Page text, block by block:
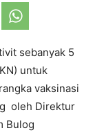
sebanyak 5
untuk
vaksinasi
oleh Direktur
Bulog